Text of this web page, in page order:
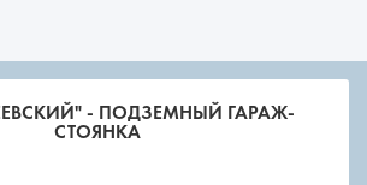
- ПОДЗЕМНЫЙ ГАРАЖ-
СТОЯНКА